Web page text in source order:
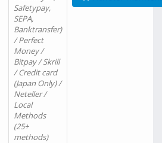
Safetypay,
SEPA,
Banktransfer)
/ Perfect
Money /
Bitpay / Skrill
/ Credit card
(Japan Only) /
Neteller /
Local
Methods
(25+
methods)